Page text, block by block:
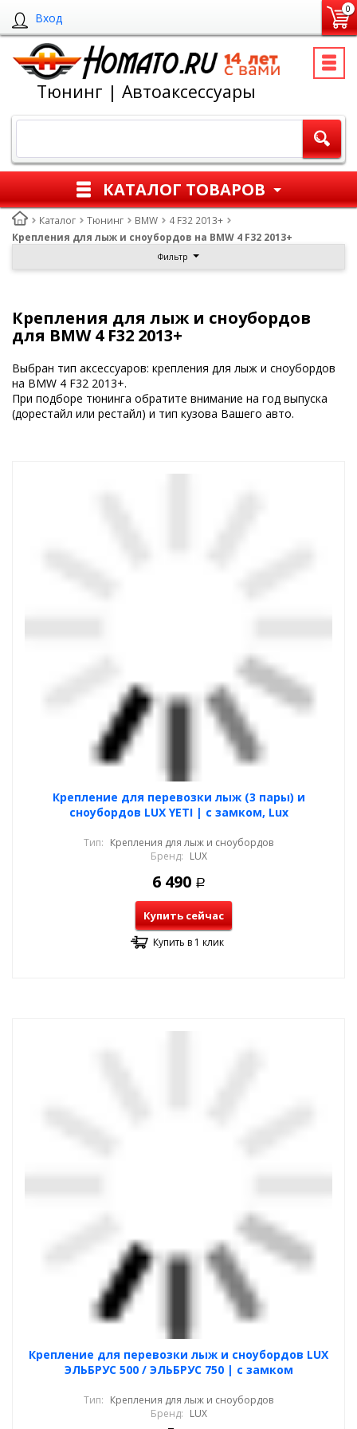
Вход
0
Тюнинг | Автоаксессуары
КАТАЛОГ ТОВАРОВ
Каталог Тюнинг BMW
4 F32 2013+
Крепления для лыж и сноубордов на BMW 4 F32 2013+
Фильтр
Крепления для лыж и сноубордов
для BMW 4 F32 2013+
Выбран тип аксессуаров: крепления для лыж и сноубордов
на BMW 4 F32 2013+.
При подборе тюнинга обратите внимание на год выпуска
(дорестайл или рестайл) и тип кузова Вашего авто.
Крепление для перевозки лыж (3 пары) и
сноубордов LUX YETI | с замком, Lux
Тип: Крепления для лыж и сноубордов
Бренд: LUX
6 490 Р
Купить сейчас
Купить в 1 клик
Крепление для перевозки лыж и сноубордов LUX
ЭЛЬБРУС 500 / ЭЛЬБРУС 750 | с замком
Тип: Крепления для лыж и сноубордов
Бренд: LUX